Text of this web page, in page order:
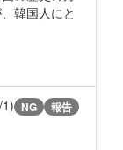
韓国人にと
NG 報告